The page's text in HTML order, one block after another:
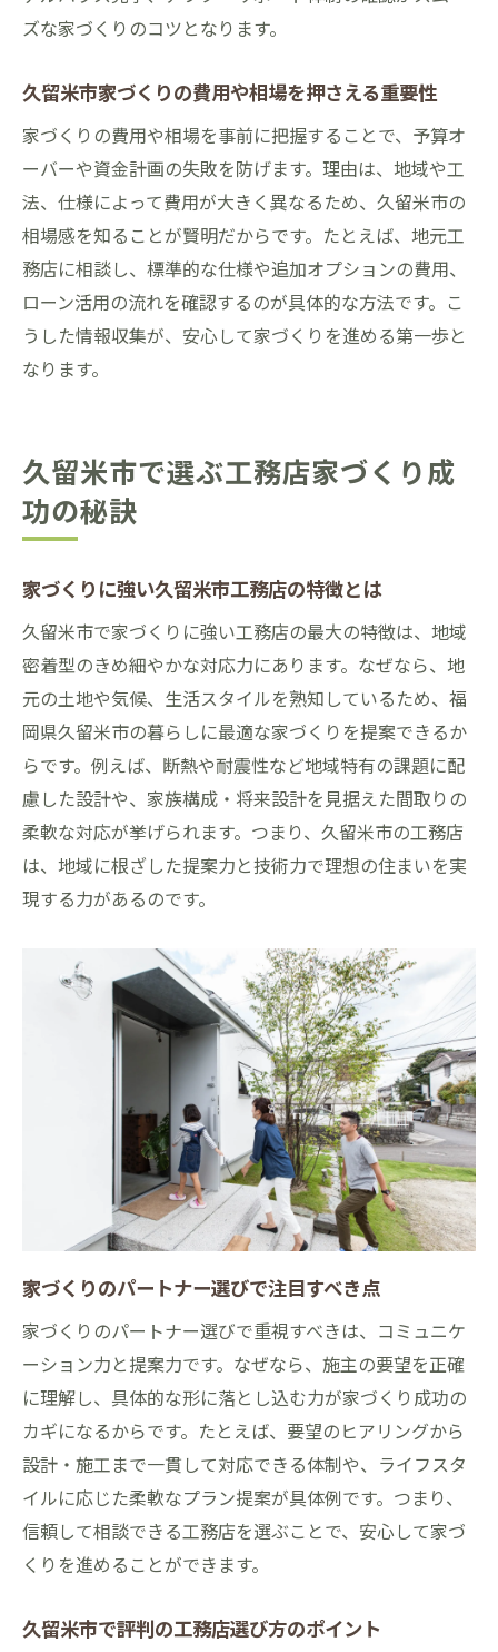
ズな家づくりのコツとなります。
久留米市家づくりの費用や相場を押さえる重要性
家づくりの費用や相場を事前に把握することで、予算オ
ーバーや資金計画の失敗を防げます。理由は、地域や工
法、仕様によって費用が大きく異なるため、久留米市の
相場感を知ることが賢明だからです。たとえば、地元工
務店に相談し、標準的な仕様や追加オプションの費用、
ローン活用の流れを確認するのが具体的な方法です。こ
うした情報収集が、安心して家づくりを進める第一歩と
なります。
久留米市で選ぶ工務店家づくり成
功の秘訣
家づくりに強い久留米市工務店の特徴とは
久留米市で家づくりに強い工務店の最大の特徴は、地域
密着型のきめ細やかな対応力にあります。なぜなら、地
元の土地や気候、生活スタイルを熟知しているため、福
岡県久留米市の暮らしに最適な家づくりを提案できるか
らです。例えば、断熱や耐震性など地域特有の課題に配
慮した設計や、家族構成・将来設計を見据えた間取りの
柔軟な対応が挙げられます。つまり、久留米市の工務店
は、地域に根ざした提案力と技術力で理想の住まいを実
現する力があるのです。
家づくりのパートナー選びで注目すべき点
家づくりのパートナー選びで重視すべきは、コミュニケ
ーション力と提案力です。なぜなら、施主の要望を正確
に理解し、具体的な形に落とし込む力が家づくり成功の
カギになるからです。たとえば、要望のヒアリングから
設計・施工まで一貫して対応できる体制や、ライフスタ
イルに応じた柔軟なプラン提案が具体例です。つまり、
信頼して相談できる工務店を選ぶことで、安心して家づ
くりを進めることができます。
久留米市で評判の工務店選び方のポイント